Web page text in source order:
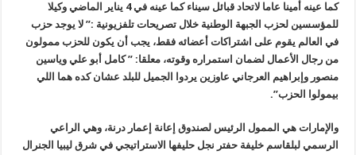
كما عينه أمينا عاما لاتحاد قبائل سيناء كما عينه في 4 يناير الماضي
وكيلا
للمؤسسين لحزب الجبهة الوطنية خلال تصريحات تلفزيونية :” لا يوجد حزب
في العالم يقوم على اشتراكات أعضائه فقط، يجب أن يكون للحزب ممولون
من رجال الأعمال لضمان استمراره وقوته، معلقا: ” كامل أبو علي وياسين
منصور وإبراهيم العرجاني عاوزين يردوا الجميل للبلد عشان كده هما اللي
بيمولوا
الحزب”.
و‏الإمارات هي الممول الرئيس لصندوق إعانة إعمار درنة، وهي الراعي
الرسمي لبلقاسم خليفة حفتر نجل حليفها الاستراتيجي في شرق ليبيا الجنرال